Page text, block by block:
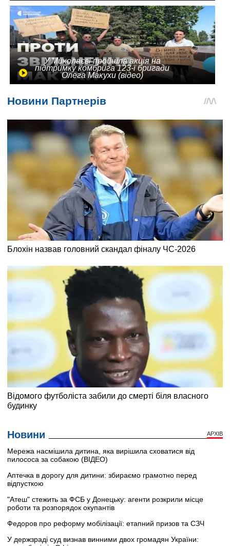
У Миколаєві пройшла акція на
підтримку комбрига 123-ї бригади
Олега Макухи (відео)
Новини АРХІВ
Мережа насмішила дитина, яка вирішила сховатися від
пилососа за собакою (ВІДЕО)
Аптечка в дорогу для дитини: збираємо грамотно перед
відпусткою
"Атеш" стежить за ФСБ у Донецьку: агенти розкрили місце
роботи та розпорядок окупантів
Федоров про реформу мобілізації: етапний призов та СЗЧ
У держзраді суд визнав винними двох громадян України: